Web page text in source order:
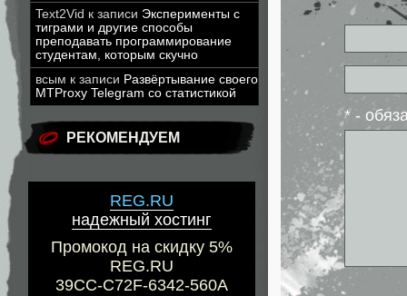
Text2Vid к записи Эксперименты с
тиграми и другие способы
преподавать программирование
студентам, которым скучно
всым к записи Развёртывание своего
MTProxy Telegram со статистикой
РЕКОМЕНДУЕМ
REG.RU
надежный хостинг
Промокод на скидку 5%
REG.RU
39CC-C72F-6342-560A
* -